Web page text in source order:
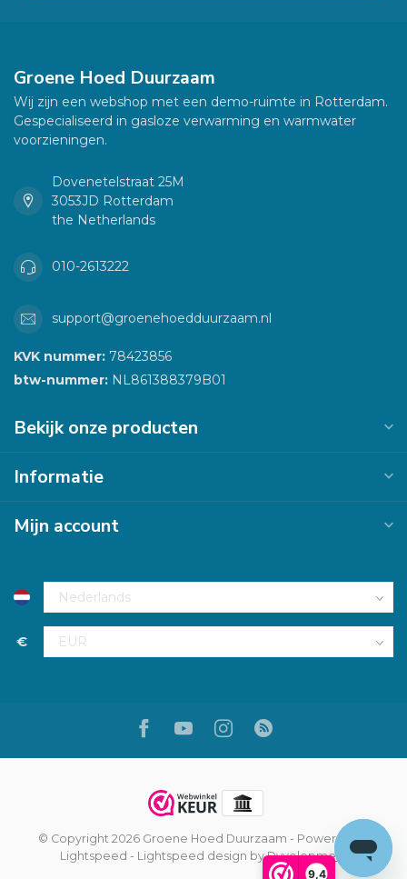
9,4
Groene Hoed Duurzaam
Wij zijn een webshop met een demo-ruimte in Rotterdam.
Gespecialiseerd in gasloze verwarming en warmwater
voorzieningen.
Dovenetelstraat 25M
3053JD Rotterdam
the Netherlands
010-2613222
support@groenehoedduurzaam.nl
KVK nummer: 78423856
btw-nummer: NL861388379B01
Bekijk onze producten
Informatie
Mijn account
€
© Copyright 2026 Groene Hoed Duurzaam - Powered by
Lightspeed - Lightspeed design byDyvelopment